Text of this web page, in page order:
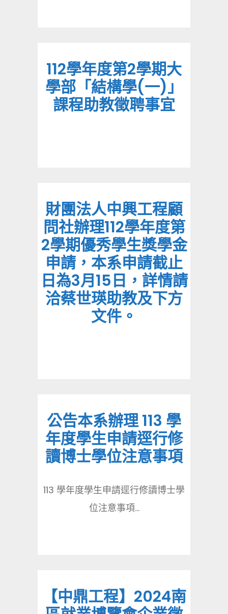
112學年度第2學期大
學部「結構學(一)」
課程助教徵聘事宜
財團法人中興工程顧
問社辦理112學年度第
2學期優秀學生獎學金
申請，本系申請截止
日為3月15日，詳情請
洽蔡世瑛助教及下方
文件。
公告本系辦理 113 學
年度學生申請逕行修
讀博士學位注意事項
113 學年度學生申請逕行修讀博士學
位注意事項...
【中鼎工程】2024南